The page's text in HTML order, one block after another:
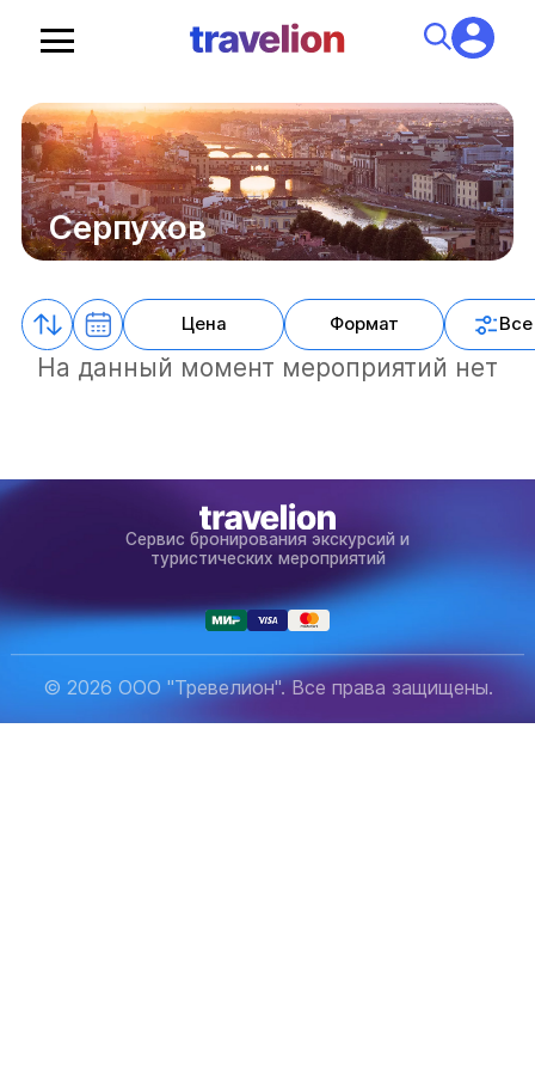
Серпухов
Цена Формат
На данный момент мероприятий нет
Сервис бронирования экскурсий и
туристических мероприятий
© 2026 ООО "Тревелион". Все права защищены.